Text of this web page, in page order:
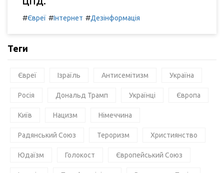
#Євреї #Інтернет #Дезінформація
Теги
Євреї Ізраїль Антисемітизм Україна
Росія Дональд Трамп Українці Європа
Київ Нацизм Німеччина
Радянський Союз Тероризм Християнство
Юдаїзм Голокост Європейський Союз